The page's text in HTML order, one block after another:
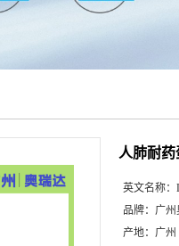
人肺耐
英文名称：
品牌： 广州
产地： 广州